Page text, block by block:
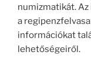
numizmatikát.
a
információkat
lehetőségeiről.